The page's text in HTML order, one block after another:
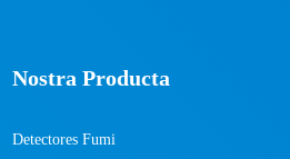
Nostra Producta
Detectores Fumi